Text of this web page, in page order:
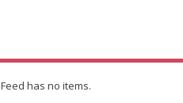
Feed has no items.